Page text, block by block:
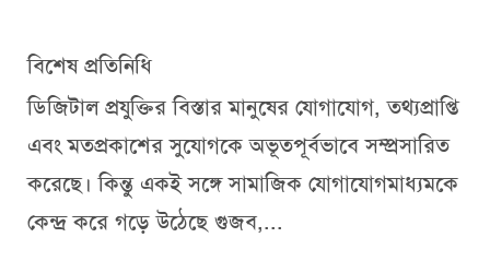
বিশেষ প্রতিনিধি
ডিজিটাল প্রযুক্তির বিস্তার মানুষের যোগাযোগ, তথ্যপ্রাপ্তি
এবং মতপ্রকাশের সুযোগকে অভূতপূর্বভাবে সম্প্রসারিত
করেছে। কিন্তু একই সঙ্গে সামাজিক যোগাযোগমাধ্যমকে
কেন্দ্র করে গড়ে উঠেছে গুজব,...